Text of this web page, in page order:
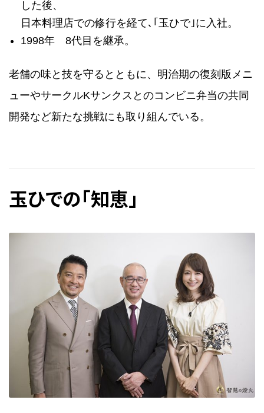
した後、
日本料理店での修行を経て､｢玉ひで｣に入社。
1998年 8代目を継承。
老舗の味と技を守るとともに、明治期の復刻版メニ
ューやサークルKサンクスとのコンビニ弁当の共同
開発など新たな挑戦にも取り組んでいる。
玉ひでの「知恵」